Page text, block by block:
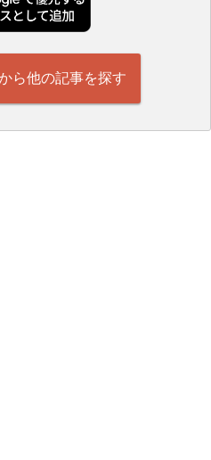
ら他の記事を探す